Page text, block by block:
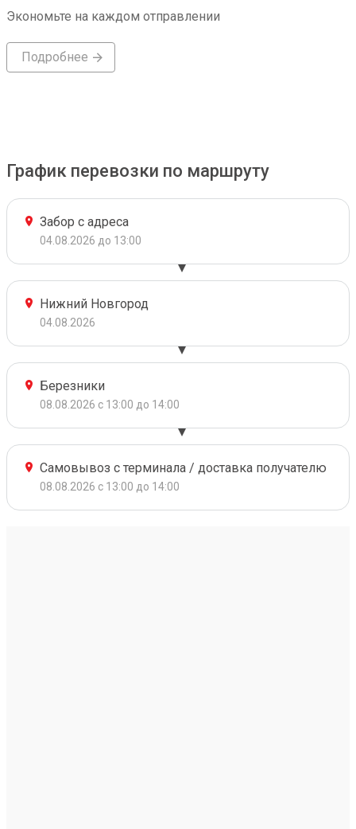
Экономьте на каждом отправлении
Подробнее
График перевозки по маршруту
Забор с адреса
04.08.2026 до 13:00
Нижний Новгород
04.08.2026
Березники
08.08.2026 с 13:00 до 14:00
Самовывоз с терминала / доставка получателю
08.08.2026 с 13:00 до 14:00